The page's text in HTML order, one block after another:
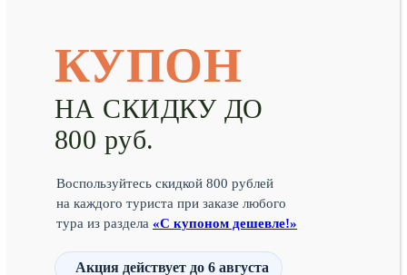
КУПОН
НА СКИДКУ ДО
800 руб.
Воспользуйтесь скидкой 800 рублей
на каждого туриста при заказе любого
тура из раздела «С купоном дешевле!»
Акция действует до 6 августа